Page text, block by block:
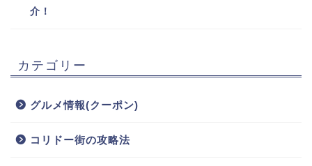
介！
カテゴリー
グルメ情報(クーポン)
コリドー街の攻略法